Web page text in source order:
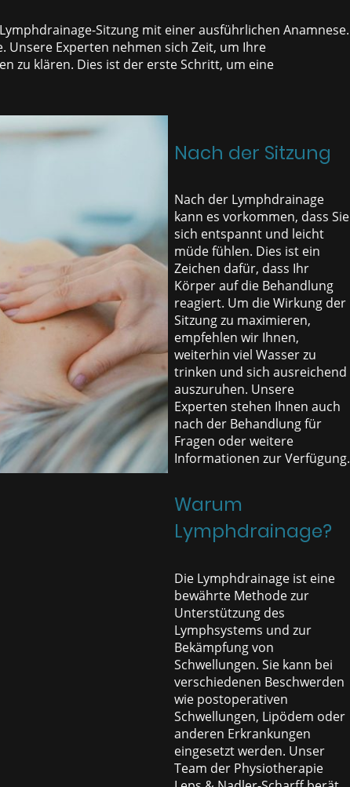
Sitzung mit einer ausführlichen Anamnese.
Unsere Experten nehmen sich Zeit, um Ihre
zu klären. Dies ist der erste Schritt, um eine
Nach der Sitzung
Nach der Lymphdrainage
kann es vorkommen, dass Sie
sich entspannt und leicht
müde fühlen. Dies ist ein
Zeichen dafür, dass Ihr
Körper auf die Behandlung
reagiert. Um die Wirkung der
Sitzung zu maximieren,
empfehlen wir Ihnen,
weiterhin viel Wasser zu
trinken und sich ausreichend
auszuruhen. Unsere
Experten stehen Ihnen auch
nach der Behandlung für
Fragen oder weitere
Informationen zur Verfügung.
Warum
Lymphdrainage?
Die Lymphdrainage ist eine
bewährte Methode zur
Unterstützung des
Lymphsystems und zur
Bekämpfung von
Schwellungen. Sie kann bei
verschiedenen Beschwerden
wie postoperativen
Schwellungen, Lipödem oder
anderen Erkrankungen
eingesetzt werden. Unser
Team der Physiotherapie